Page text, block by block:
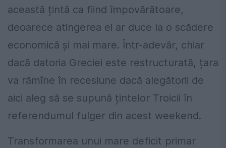
această țintă ca fiind împovărătoare,
deoarece atingerea ei ar duce la o scădere
economică și mai mare. Într-adevăr, chiar
dacă datoria Greciei este restructurată, țara
va rămîne în recesiune dacă alegătorii de
aici aleg să se supună țintelor Troicii în
referendumul fulger din acest weekend.
Transformarea unui mare deficit primar